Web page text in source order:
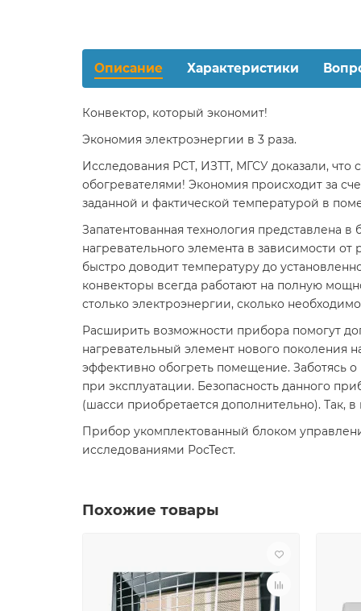
Описание Характеристики
Конвектор, который экономит!
Экономия электроэнергии в 3 раза.
Исследования РСТ, ИЗТТ, МГСУ доказали, что
обогревателями! Экономия происходит за
заданной и фактической температурой в
Запатентованная технология представлена
нагревательного элемента в зависимости
быстро доводит температуру до
конвекторы всегда работают на полную
столько электроэнергии, сколько
Расширить возможности прибора помогут
нагревательный элемент нового поколения
эффективно обогреть помещение. Заботясь
при эксплуатации. Безопасность данного
(шасси приобретается дополнительно). Так,
Прибор укомплектованный блоком
исследованиями РосТест.
Похожие товары